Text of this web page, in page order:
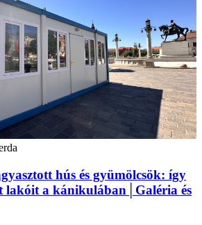
hús és gyümölcsök: így
lakóit a kánikulában│Galéria és